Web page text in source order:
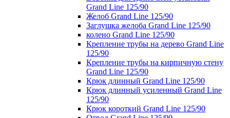
Grand Line 125/90
Желоб Grand Line 125/90
Заглушка желоба Grand Line 125/90
колено Grand Line 125/90
Крепление трубы на дерево Grand Line
125/90
Крепление трубы на кирпичную стену
Grand Line 125/90
Крюк длинный Grand Line 125/90
Крюк длинный усиленный Grand Line
125/90
Крюк короткий Grand Line 125/90